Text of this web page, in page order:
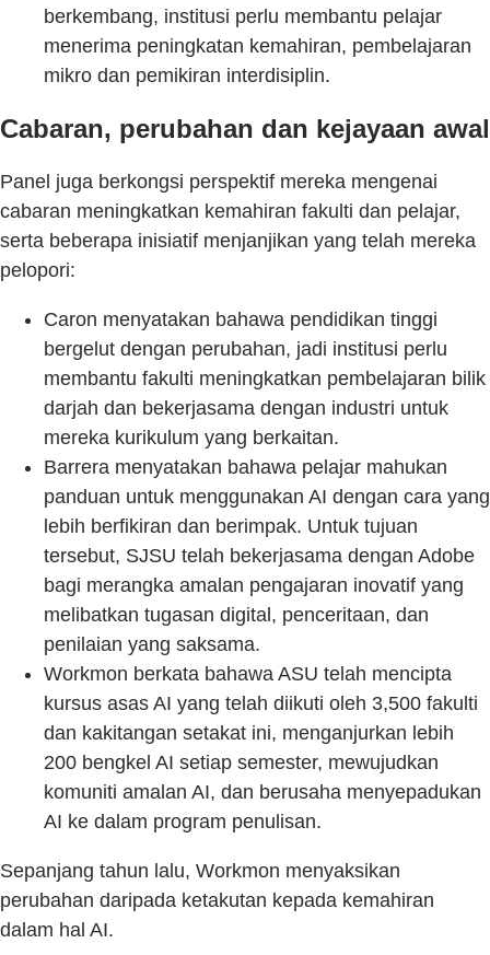
berkembang, institusi perlu membantu pelajar
menerima peningkatan kemahiran, pembelajaran
mikro dan pemikiran interdisiplin.
Cabaran, perubahan dan kejayaan awal
Panel juga berkongsi perspektif mereka mengenai
cabaran meningkatkan kemahiran fakulti dan pelajar,
serta beberapa inisiatif menjanjikan yang telah mereka
pelopori:
Caron menyatakan bahawa pendidikan tinggi
bergelut dengan perubahan, jadi institusi perlu
membantu fakulti meningkatkan pembelajaran bilik
darjah dan bekerjasama dengan industri untuk
mereka kurikulum yang berkaitan.
Barrera menyatakan bahawa pelajar mahukan
panduan untuk menggunakan AI dengan cara yang
lebih berfikiran dan berimpak. Untuk tujuan
tersebut, SJSU telah bekerjasama dengan Adobe
bagi merangka amalan pengajaran inovatif yang
melibatkan tugasan digital, penceritaan, dan
penilaian yang saksama.
Workmon berkata bahawa ASU telah mencipta
kursus asas AI yang telah diikuti oleh 3,500 fakulti
dan kakitangan setakat ini, menganjurkan lebih
200 bengkel AI setiap semester, mewujudkan
komuniti amalan AI, dan berusaha menyepadukan
AI ke dalam program penulisan.
Sepanjang tahun lalu, Workmon menyaksikan
perubahan daripada ketakutan kepada kemahiran
dalam hal AI.